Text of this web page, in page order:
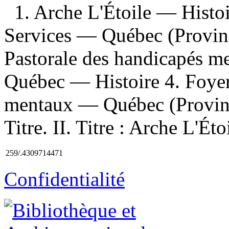
1. Arche L'Étoile —
Services — Québec
Pastorale des handicapés
Québec — Histoire 4.
mentaux — Québec
Titre. II. Titre : Arche
259/.4309714471
Confidentialité